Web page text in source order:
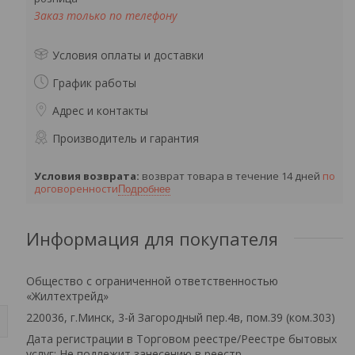
Заказ только по телефону
Условия оплаты и доставки
График работы
Адрес и контакты
Производитель и гарантия
возврат товара в течение 14 дней по
договоренности Подробнее
Информация для покупателя
Общество с ограниченной ответственностью
«Жилтехтрейд»
220036, г.Минск, 3-й Загородный пер.4в, пом.39 (ком.303)
Дата регистрации в Торговом реестре/Реестре бытовых